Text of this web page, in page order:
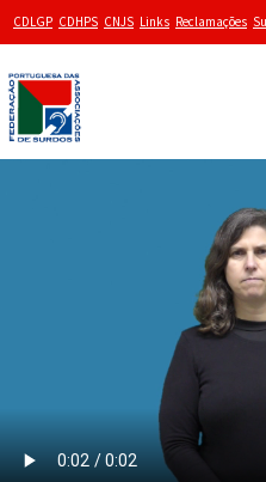
CDLGP CDHPS CNJS Links Reclamações